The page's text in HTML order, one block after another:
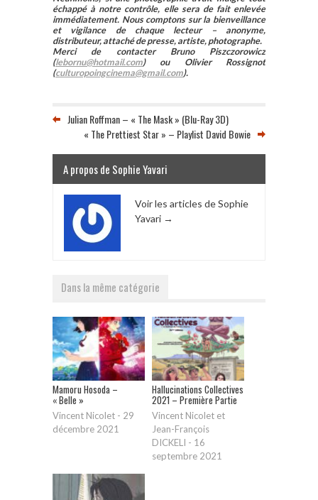
échappé à notre contrôle, elle sera de fait enlevée
immédiatement. Nous comptons sur la bienveillance
et vigilance de chaque lecteur – anonyme,
distributeur, attaché de presse, artiste, photographe.
Merci de contacter Bruno Piszczorowicz
(lebornu@hotmail.com) ou Olivier Rossignot
(culturopoingcinema@gmail.com).
Julian Roffman – « The Mask » (Blu-Ray 3D)
« The Prettiest Star » – Playlist David Bowie
A propos de Sophie Yavari
Voir les articles de Sophie
Yavari →
Dans la même catégorie
Mamoru Hosoda –
« Belle »
Vincent Nicolet - 29
décembre 2021
Hallucinations Collectives
2021 – Première Partie
Vincent Nicolet et
Jean-François
DICKELI - 16
septembre 2021